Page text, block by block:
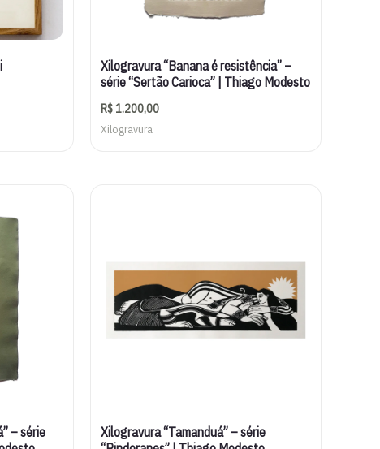
Xilogravura “Banana é resistência” –
série “Sertão Carioca” | Thiago Modesto
R$1.200,00
Xilogravura
– série
Xilogravura “Tamanduá” – série